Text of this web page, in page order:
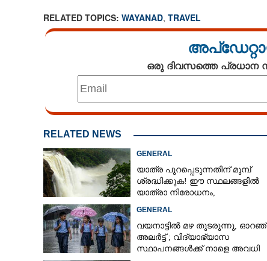
RELATED TOPICS: WAYANAD, TRAVEL
ഒരു ദിവസത്തെ
RELATED NEWS
GENERAL
യാത്ര പുറപ്പെടുന്നതിന് മുമ്പ്
ശ്രദ്ധിക്കുക! ഈ സ്ഥലങ്ങളിൽ
യാത്രാ നിരോധനം,​
GENERAL
വയനാട്ടിൽ മഴ തുടരുന്നു,​
അലർട്ട് ; വിദ്യാഭ്യാസ
സ്ഥാപനങ്ങൾക്ക് നാളെ അവധി
കാഴ്‌ചയുള്ളത്
ചുരുങ്ങിയ